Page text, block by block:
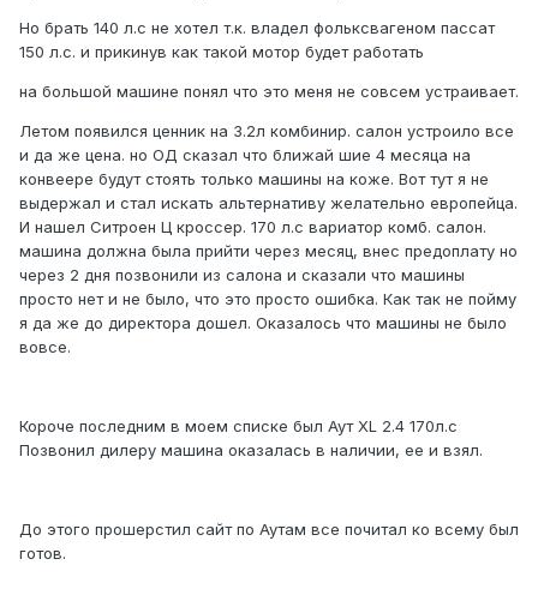
Но брать 140 л.с не хотел т.к. владел фольксвагеном пассат
150 л.с. и прикинув как такой мотор будет работать
на большой машине понял что это меня не совсем устраивает.
Летом появился ценник на 3.2л комбинир. салон устроило все
и да же цена. но ОД сказал что ближай шие 4 месяца на
конвеере будут стоять только машины на коже. Вот тут я не
выдержал и стал искать альтернативу желательно европейца.
И нашел Ситроен Ц кроссер. 170 л.с вариатор комб. салон.
машина должна была прийти через месяц, внес предоплату но
через 2 дня позвонили из салона и сказали что машины
просто нет и не было, что это просто ошибка. Как так не пойму
я да же до директора дошел. Оказалось что машины не было
вовсе.
Короче последним в моем списке был Аут XL 2.4 170л.с
Позвонил дилеру машина оказалась в наличии, ее и взял.
До этого прошерстил сайт по Аутам все почитал ко всему был
готов.